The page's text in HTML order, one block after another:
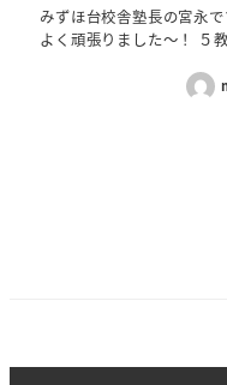
みずほ台校舎塾長の宮永
よく頑張りました～！ ５
ー